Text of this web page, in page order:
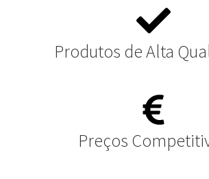
Produtos de Alta
Preços